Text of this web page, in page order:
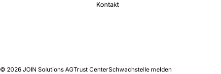
Kontakt
© 2026 JOIN Solutions AGTrust CenterSchwachstelle melden